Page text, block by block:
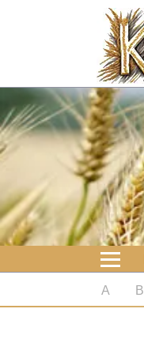
Koolhydraten
Nieuws
Koolhydraatarme
Boeken
koolhydraatarme
Diabetes test
A B